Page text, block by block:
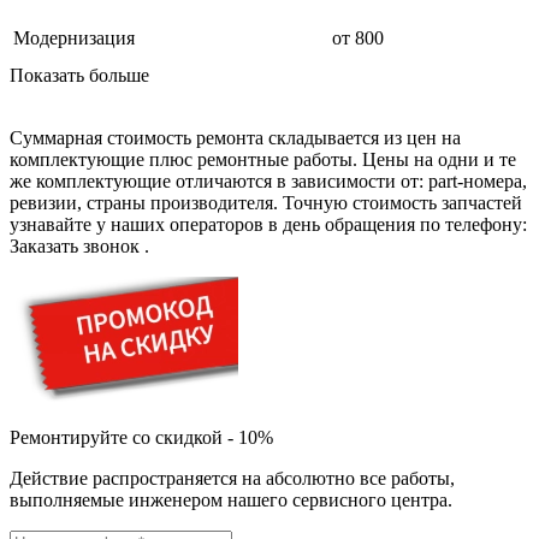
дисковых пил
диспенсеров
диспенсеров тарелок подогреваемый
дисплеев
дистилляторов воды
дизельных горелок
дизельных генераторов
dj станций
док-станций
документ-камер
домашних кинотеатров
домофонов
дорожек для ходьбы
драйкулеров
дрелей
дрелей-миксеров
дрелей-шуруповертов
Модернизация
от 800
Показать больше
Суммарная стоимость ремонта складывается из цен на
комплектующие плюс ремонтные работы. Цены на одни и те
же комплектующие отличаются в зависимости от: part-номера,
ревизии, страны производителя. Точную стоимость запчастей
узнавайте у наших операторов в день обращения по телефону:
Заказать звонок .
Ремонтируйте со скидкой - 10%
Действие распространяется на абсолютно все работы,
выполняемые инженером нашего сервисного центра.